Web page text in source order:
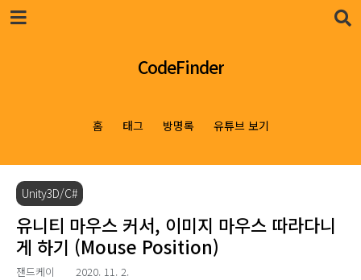
본문 바로가기
CodeFinder
홈 태그 방명록 유튜브 보기
Unity3D/C#
유니티 마우스 커서, 이미지 마우스 따라다니
게 하기 (Mouse Position)
잰드케이 2020. 11. 2.